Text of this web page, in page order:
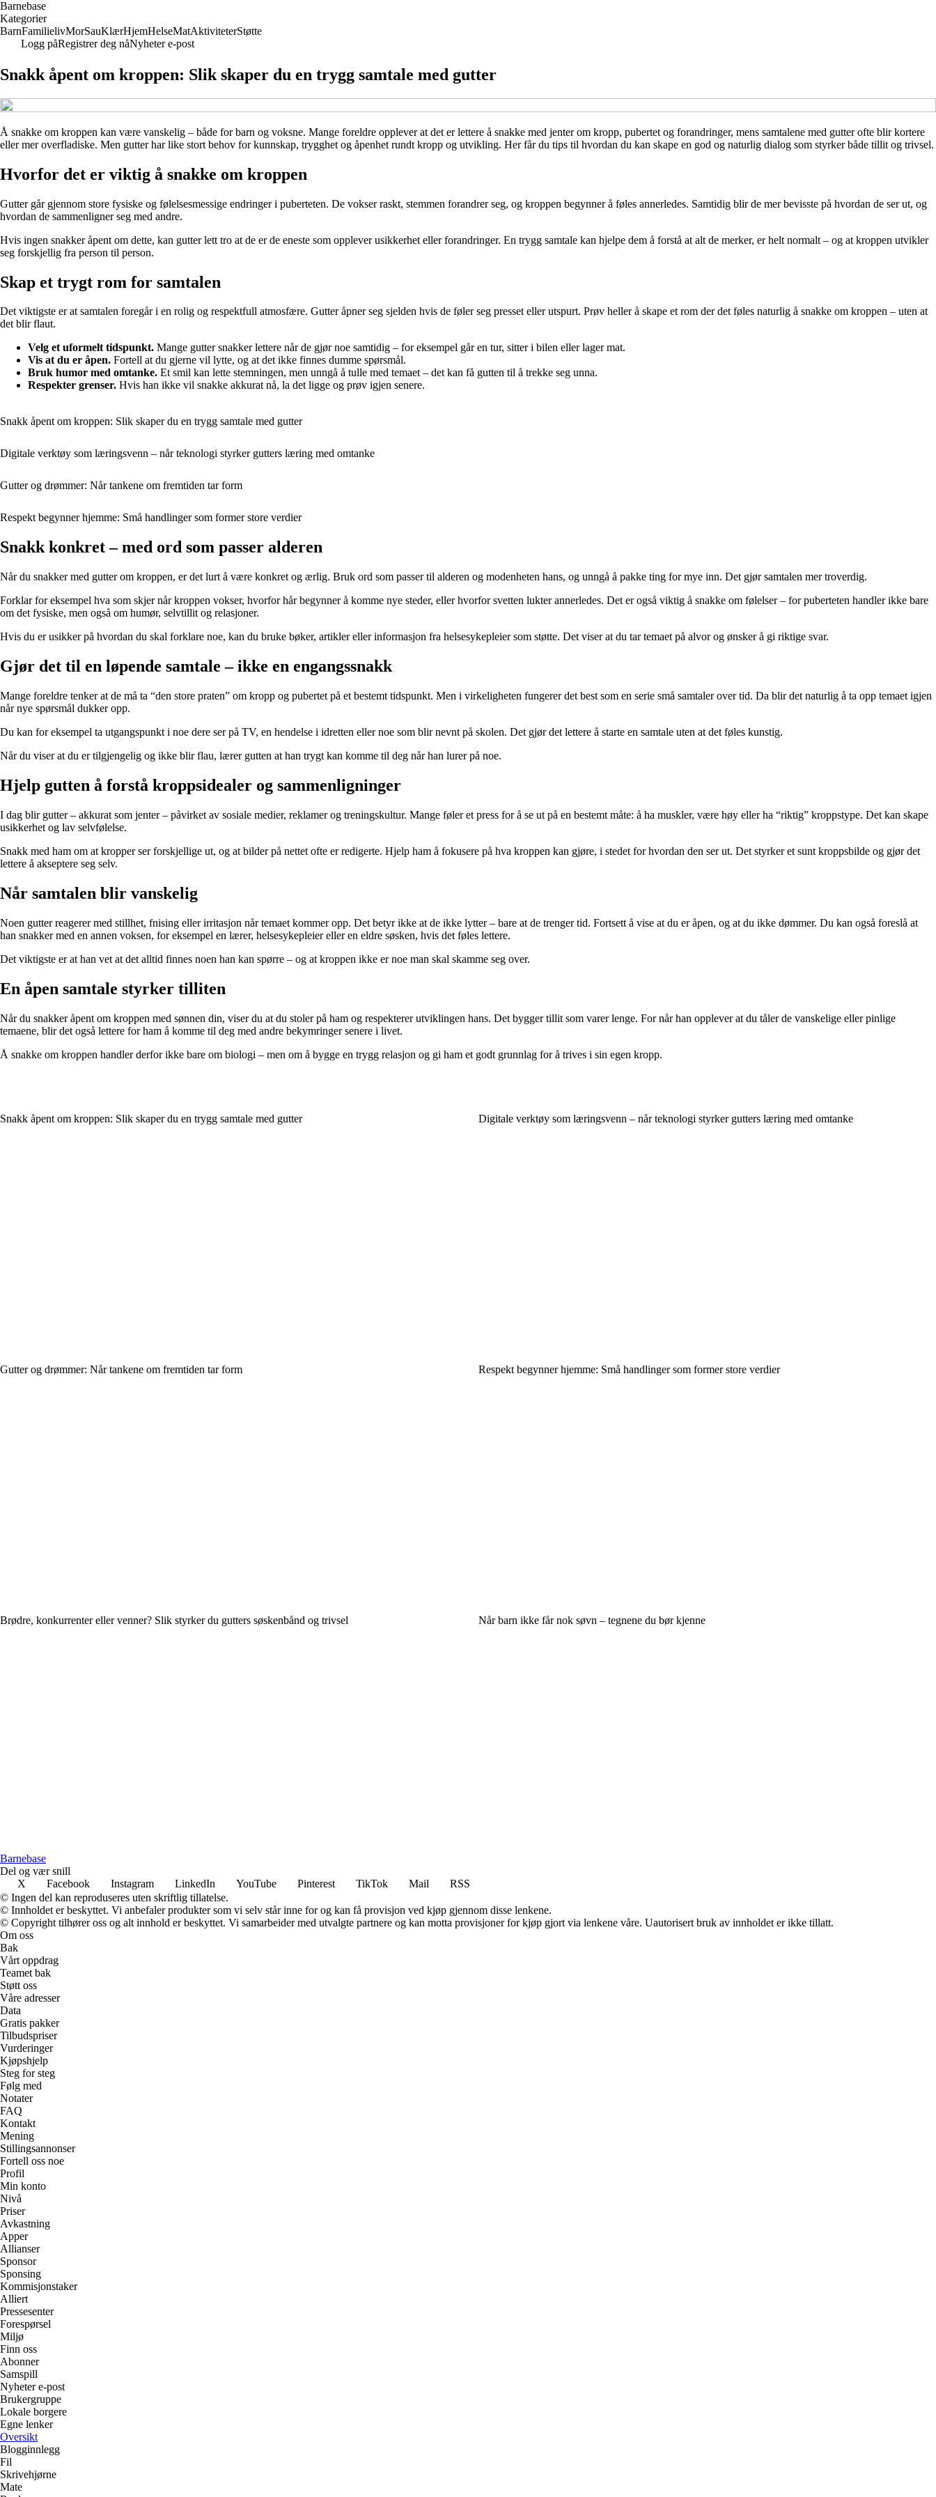
Barnebase
Kategorier
BarnFamilielivMorSauKlærHjemHelseMatAktiviteterStøtte
Logg påRegistrer deg nåNyheter e-post
Snakk åpent om kroppen: Slik skaper du en trygg samtale med gutter
Å snakke om kroppen kan være vanskelig – både for barn og voksne. Mange foreldre opplever at det er lettere å snakke med jenter om kropp, pubertet og forandringer, mens samtalene med gutter ofte blir kortere
eller mer overfladiske. Men gutter har like stort behov for kunnskap, trygghet og åpenhet rundt kropp og utvikling. Her får du tips til hvordan du kan skape en god og naturlig dialog som styrker både tillit og trivsel.
Hvorfor det er viktig å snakke om kroppen
Gutter går gjennom store fysiske og følelsesmessige endringer i puberteten. De vokser raskt, stemmen forandrer seg, og kroppen begynner å føles annerledes. Samtidig blir de mer bevisste på hvordan de ser ut, og
hvordan de sammenligner seg med andre.
Hvis ingen snakker åpent om dette, kan gutter lett tro at de er de eneste som opplever usikkerhet eller forandringer. En trygg samtale kan hjelpe dem å forstå at alt de merker, er helt normalt – og at kroppen utvikler
seg forskjellig fra person til person.
Skap et trygt rom for samtalen
Det viktigste er at samtalen foregår i en rolig og respektfull atmosfære. Gutter åpner seg sjelden hvis de føler seg presset eller utspurt. Prøv heller å skape et rom der det føles naturlig å snakke om kroppen – uten at
det blir flaut.
Velg et uformelt tidspunkt. Mange gutter snakker lettere når de gjør noe samtidig – for eksempel går en tur, sitter i bilen eller lager mat.
Vis at du er åpen. Fortell at du gjerne vil lytte, og at det ikke finnes dumme spørsmål.
Bruk humor med omtanke. Et smil kan lette stemningen, men unngå å tulle med temaet – det kan få gutten til å trekke seg unna.
Respekter grenser. Hvis han ikke vil snakke akkurat nå, la det ligge og prøv igjen senere.
Snakk åpent om kroppen: Slik skaper du en trygg samtale med gutter
Digitale verktøy som læringsvenn – når teknologi styrker gutters læring med omtanke
Gutter og drømmer: Når tankene om fremtiden tar form
Respekt begynner hjemme: Små handlinger som former store verdier
Snakk konkret – med ord som passer alderen
Når du snakker med gutter om kroppen, er det lurt å være konkret og ærlig. Bruk ord som passer til alderen og modenheten hans, og unngå å pakke ting for mye inn. Det gjør samtalen mer troverdig.
Forklar for eksempel hva som skjer når kroppen vokser, hvorfor hår begynner å komme nye steder, eller hvorfor svetten lukter annerledes. Det er også viktig å snakke om følelser – for puberteten handler ikke bare
om det fysiske, men også om humør, selvtillit og relasjoner.
Hvis du er usikker på hvordan du skal forklare noe, kan du bruke bøker, artikler eller informasjon fra helsesykepleier som støtte. Det viser at du tar temaet på alvor og ønsker å gi riktige svar.
Gjør det til en løpende samtale – ikke en engangssnakk
Mange foreldre tenker at de må ta “den store praten” om kropp og pubertet på et bestemt tidspunkt. Men i virkeligheten fungerer det best som en serie små samtaler over tid. Da blir det naturlig å ta opp temaet igjen
når nye spørsmål dukker opp.
Du kan for eksempel ta utgangspunkt i noe dere ser på TV, en hendelse i idretten eller noe som blir nevnt på skolen. Det gjør det lettere å starte en samtale uten at det føles kunstig.
Når du viser at du er tilgjengelig og ikke blir flau, lærer gutten at han trygt kan komme til deg når han lurer på noe.
Hjelp gutten å forstå kroppsidealer og sammenligninger
I dag blir gutter – akkurat som jenter – påvirket av sosiale medier, reklamer og treningskultur. Mange føler et press for å se ut på en bestemt måte: å ha muskler, være høy eller ha “riktig” kroppstype. Det kan skape
usikkerhet og lav selvfølelse.
Snakk med ham om at kropper ser forskjellige ut, og at bilder på nettet ofte er redigerte. Hjelp ham å fokusere på hva kroppen kan gjøre, i stedet for hvordan den ser ut. Det styrker et sunt kroppsbilde og gjør det
lettere å akseptere seg selv.
Når samtalen blir vanskelig
Noen gutter reagerer med stillhet, fnising eller irritasjon når temaet kommer opp. Det betyr ikke at de ikke lytter – bare at de trenger tid. Fortsett å vise at du er åpen, og at du ikke dømmer. Du kan også foreslå at
han snakker med en annen voksen, for eksempel en lærer, helsesykepleier eller en eldre søsken, hvis det føles lettere.
Det viktigste er at han vet at det alltid finnes noen han kan spørre – og at kroppen ikke er noe man skal skamme seg over.
En åpen samtale styrker tilliten
Når du snakker åpent om kroppen med sønnen din, viser du at du stoler på ham og respekterer utviklingen hans. Det bygger tillit som varer lenge. For når han opplever at du tåler de vanskelige eller pinlige
temaene, blir det også lettere for ham å komme til deg med andre bekymringer senere i livet.
Å snakke om kroppen handler derfor ikke bare om biologi – men om å bygge en trygg relasjon og gi ham et godt grunnlag for å trives i sin egen kropp.
Snakk åpent om kroppen: Slik skaper du en trygg samtale med gutter Digitale verktøy som læringsvenn – når teknologi styrker gutters læring med omtanke
Gutter og drømmer: Når tankene om fremtiden tar form Respekt begynner hjemme: Små handlinger som former store verdier
Brødre, konkurrenter eller venner? Slik styrker du gutters søskenbånd og trivsel Når barn ikke får nok søvn – tegnene du bør kjenne
Barnebase
Del og vær snill
X
Facebook Instagram LinkedIn YouTube Pinterest TikTok Mail
RSS
© Ingen del kan reproduseres uten skriftlig tillatelse.
© Innholdet er beskyttet. Vi anbefaler produkter som vi selv står inne for og kan få provisjon ved kjøp gjennom disse lenkene.
© Copyright tilhører oss og alt innhold er beskyttet. Vi samarbeider med utvalgte partnere og kan motta provisjoner for kjøp gjort via lenkene våre. Uautorisert bruk av innholdet er ikke tillatt.
Om oss
Bak
Vårt oppdrag
Teamet bak
Støtt oss
Våre adresser
Data
Gratis pakker
Tilbudspriser
Vurderinger
Kjøpshjelp
Steg for steg
Følg med
Notater
FAQ
Kontakt
Mening
Stillingsannonser
Fortell oss noe
Profil
Min konto
Nivå
Priser
Avkastning
Apper
Allianser
Sponsor
Sponsing
Kommisjonstaker
Alliert
Pressesenter
Forespørsel
Miljø
Finn oss
Abonner
Samspill
Nyheter e-post
Brukergruppe
Lokale borgere
Egne lenker
Oversikt
Blogginnlegg
Fil
Skrivehjørne
Mate